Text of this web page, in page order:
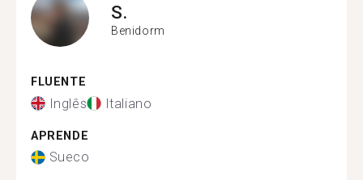
S.
Benidorm
FLUENTE
Inglês Italiano
APRENDE
Sueco